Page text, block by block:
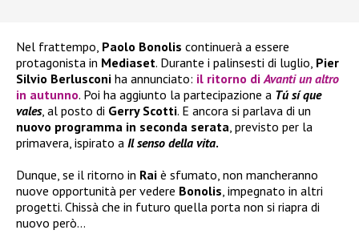
Nel frattempo, Paolo Bonolis continuerà a essere
protagonista in Mediaset. Durante i palinsesti di luglio, Pier
Silvio Berlusconi ha annunciato: il ritorno diAvanti un altro
in autunno. Poi ha aggiunto la partecipazione a Tú sí que
vales, al posto di Gerry Scotti. E ancora si parlava di un
nuovo programma in seconda serata, previsto per la
primavera, ispirato a Il senso della vita.
Dunque, se il ritorno in Rai è sfumato, non mancheranno
nuove opportunità per vedere Bonolis, impegnato in altri
progetti. Chissà che in futuro quella porta non si riapra di
nuovo però…